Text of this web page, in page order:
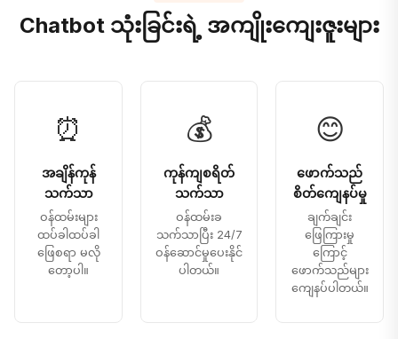
Chatbot သုံးခြင်းရဲ့ အကျိုးကျေးဇူးများ
⏰
အချိန်ကုန်
သက်သာ
ဝန်ထမ်းများ
ထပ်ခါထပ်ခါ
ဖြေစရာ မလို
တော့ပါ။
💰
ကုန်ကျစရိတ်
သက်သာ
ဝန်ထမ်းခ
သက်သာပြီး 24/7
ဝန်ဆောင်မှုပေးနိုင်
ပါတယ်။
😊
ဖောက်သည်
စိတ်ကျေနပ်မှု
ချက်ချင်း
ဖြေကြားမှု
ကြောင့်
ဖောက်သည်များ
ကျေနပ်ပါတယ်။